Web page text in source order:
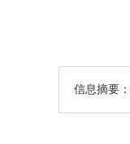
信息摘要：